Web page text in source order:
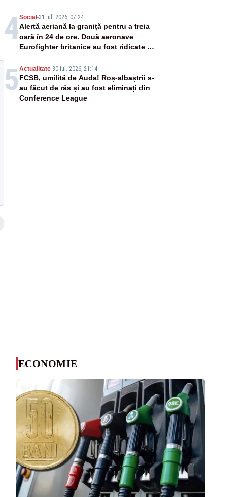
4Social-31 iul. 2026, 07:24
Alertă aeriană la graniță pentru a treia
oară în 24 de ore. Două aeronave
Eurofighter britanice au fost ridicate de
la sol
5 Actualitate-30 iul. 2026, 21:14
FCSB, umilită de Auda! Roș-albaștrii s-
au făcut de râs și au fost eliminați din
Conference League
ECONOMIE